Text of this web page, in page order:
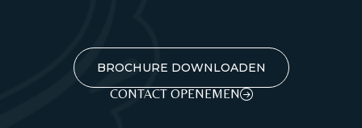
BROCHURE DOWNLOADEN
CONTACT OPENEMEN